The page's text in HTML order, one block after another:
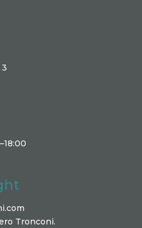
Tronconi.